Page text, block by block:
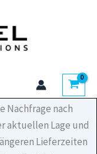
Nachfrage nach
aktuellen Lage und
Lieferzeiten